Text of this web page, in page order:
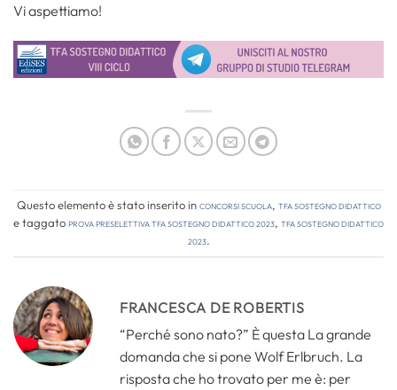
Vi aspettiamo!
Questo elemento è stato inserito inConcorsi Scuola, TFA Sostegno Didattico
e taggatoprova preselettiva tfa sostegno didattico 2023, tfa sostegno didattico
2023.
FRANCESCA DE ROBERTIS
“Perché sono nato?” È questa La grande
domanda che si pone Wolf Erlbruch. La
risposta che ho trovato per me è: per